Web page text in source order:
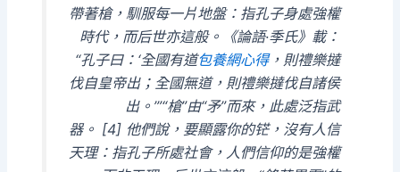
帶著槍，馴服每一片地盤：指孔子身處強權
時代，而后世亦這般。《論語·季氏》載：
“孔子曰：‘全國有道包養網心得，則禮樂撻
伐自皇帝出；全國無道，則禮樂撻伐自諸侯
出。’”“槍”由“矛”而來，此處泛指武
器。 [4] 他們說，要顯露你的铓，沒有人信
天理：指孔子所處社會，人們信仰的是強權